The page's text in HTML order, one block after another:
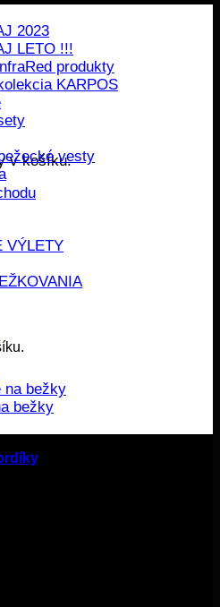
v košíku.
2023
LETO !!!
produkty
KARPOS
vesty
VÝLETY
na bežky
bežky